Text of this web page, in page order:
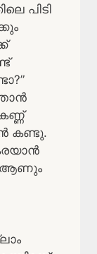
പിടി
കണ്ടു.
ആണും